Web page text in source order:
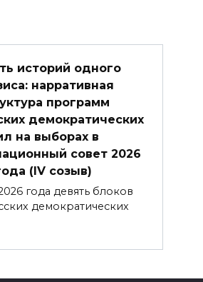
историй одного
нарративная
программ
демократических
на выборах в
совет 2026
(IV созыв)
года девять блоков
демократических